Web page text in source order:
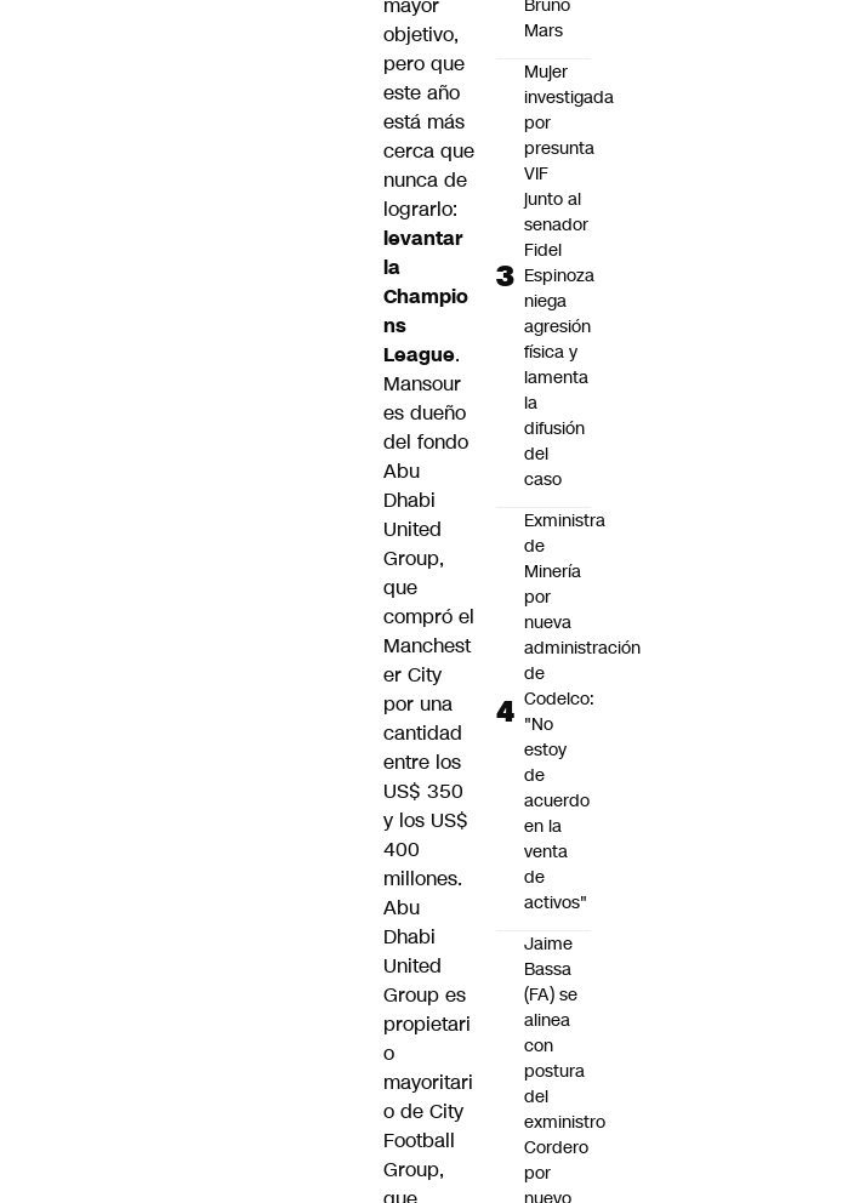
mayor
objetivo,
pero que
este año
está más
cerca que
nunca de
lograrlo:
levantar
la
Champio
ns
League.
Mansour
es dueño
del fondo
Abu
Dhabi
United
Group,
que
compró el
Manchest
er City
por una
cantidad
entre los
US$ 350
y los US$
400
millones.
Abu
Dhabi
United
Group es
propietari
o
mayoritari
o de City
Football
Group,
Bruno
Mars
Mujer
investigada
por
presunta
VIF
junto al
senador
Fidel
Espinoza
niega
agresión
física y
lamenta
la
difusión
del
caso
Exministra
de
Minería
por
nueva
administración
de
Codelco:
"No
estoy
de
acuerdo
en la
venta
de
activos"
Jaime
Bassa
(FA) se
alinea
con
postura
del
exministro
Cordero
por